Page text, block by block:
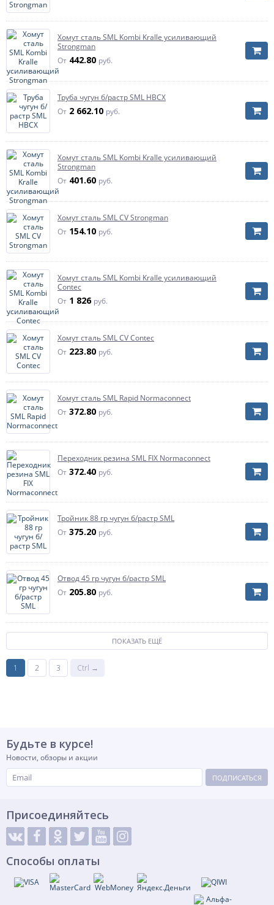
Хомут сталь SML Kombi Kralle усиливающий
Strongman
От 442.80 руб.
Труба чугун б/растр SML HBCX
От 2 662.10 руб.
Хомут сталь SML Kombi Kralle усиливающий
Strongman
От 401.60 руб.
Хомут сталь SML CV Strongman
От 154.10 руб.
Хомут сталь SML Kombi Kralle усиливающий
Contec
От 1 826 руб.
Хомут сталь SML CV Contec
От 223.80 руб.
Хомут сталь SML Rapid Normaconnect
От 372.80 руб.
Переходник резина SML FIX Normaconnect
От 372.40 руб.
Тройник 88 гр чугун б/растр SML
От 375.20 руб.
Отвод 45 гр чугун б/растр SML
От 205.80 руб.
ПОКАЗАТЬ ЕЩЁ
1 2 3 Ctrl →
Будьте в курсе!
Новости, обзоры и акции
ПОДПИСАТЬСЯ
Присоединяйтесь
Способы оплаты